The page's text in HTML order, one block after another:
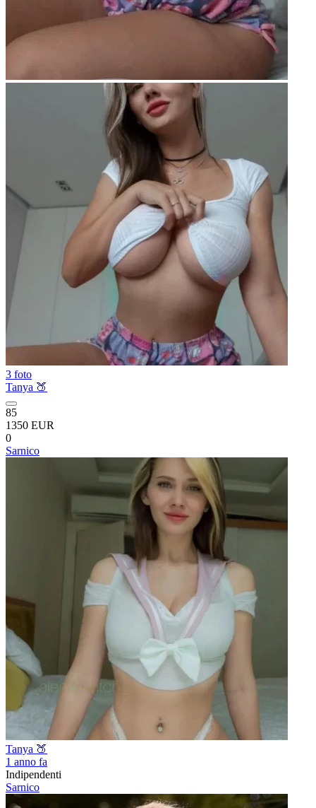
3 foto
Tanya 🍑
85
1350 EUR
0
Sarnico
Tanya 🍑
1 anno fa
Indipendenti
Sarnico